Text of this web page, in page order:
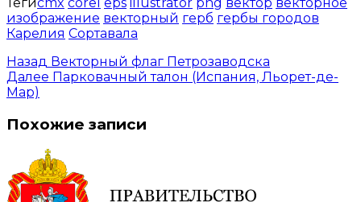
изображение векторный герб гербы городов
Карелия Сортавала
Назад Векторный флаг Петрозаводска
Далее Парковачный талон (Испания, Льорет-де-
Мар)
Похожие записи